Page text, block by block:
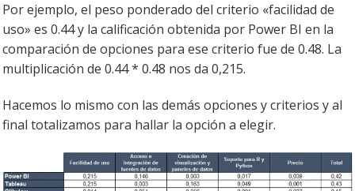
Por ejemplo, el peso ponderado del criterio «facilidad de
uso» es 0.44 y la calificación obtenida por Power BI en la
comparación de opciones para ese criterio fue de 0.48. La
multiplicación de 0.44 * 0.48 nos da 0,215.
Hacemos lo mismo con las demás opciones y criterios y al
final totalizamos para hallar la opción a elegir.